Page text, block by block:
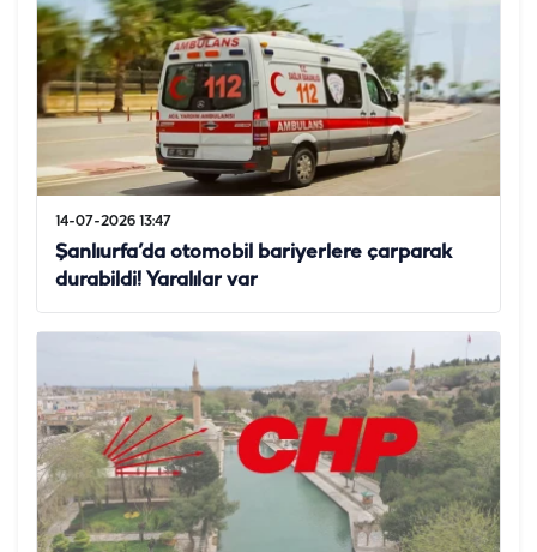
14-07-2026 13:47
Şanlıurfa’da otomobil bariyerlere çarparak
durabildi! Yaralılar var